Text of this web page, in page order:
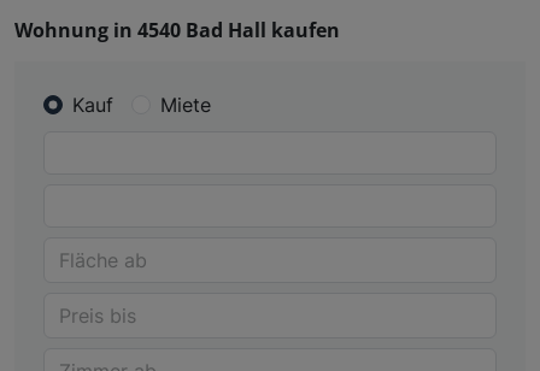
Wohnung in 4540 Bad Hall kaufen
Kauf Miete